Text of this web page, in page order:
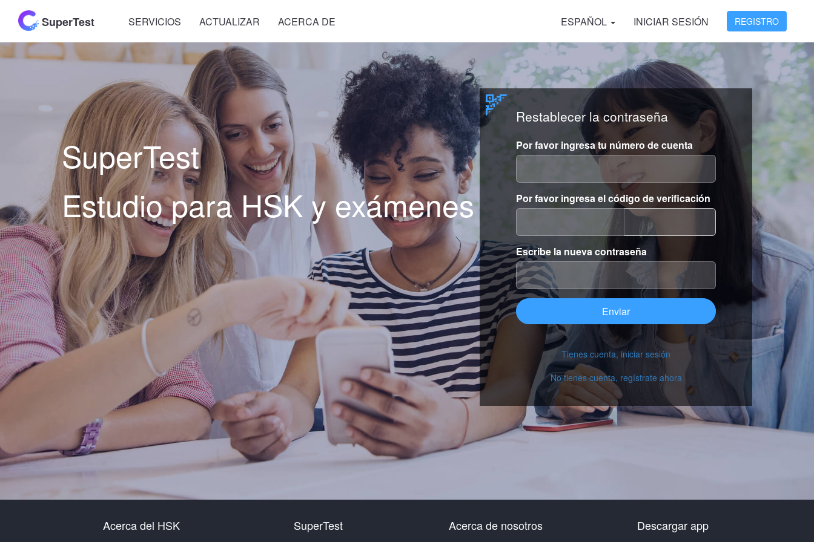
SuperTest SERVICIOS ACTUALIZAR ACERCA DE ESPAÑOL INICIAR SESIÓN REGISTRO
SuperTest
Estudio para HSK y exámenes
Restablecer la contraseña
Por favor ingresa tu número de cuenta
Por favor ingresa el código de verificación
Escribe la nueva contraseña
Enviar
Tienes cuenta, iniciar sesión
No tienes cuenta, regístrate ahora
Acerca del HSK SuperTest Acerca de nosotros Descargar app